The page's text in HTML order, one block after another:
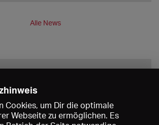
Alle News
Cookies, um Dir die optimale
Webseite zu ermöglichen. Es